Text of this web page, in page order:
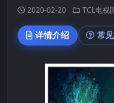
2020-02-20 TCL电视
详情介绍 常